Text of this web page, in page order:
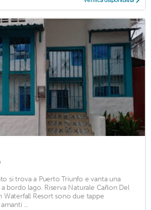
si trova a Puerto Triunfo e vanta una
bordo lago. Riserva Naturale Cañon Del
Waterfall Resort sono due tappe
...